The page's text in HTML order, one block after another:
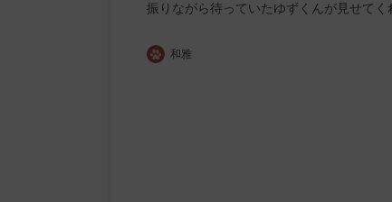
振りながら待っていたゆずくんが見せて
和雅